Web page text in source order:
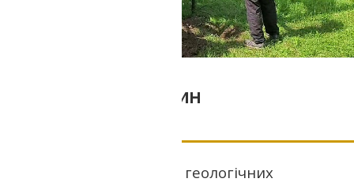
Буріння свердловин
Буріння свердловин для геологічних